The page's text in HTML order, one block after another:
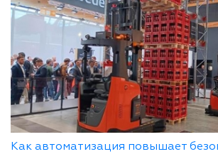
Как автоматизация повышает